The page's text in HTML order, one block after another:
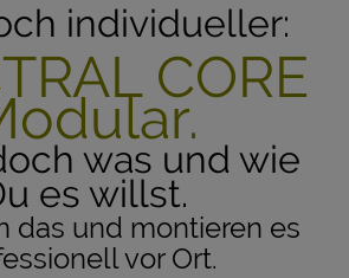
individueller:
CORE
was und wie
es willst.
das und montieren es
vor Ort.